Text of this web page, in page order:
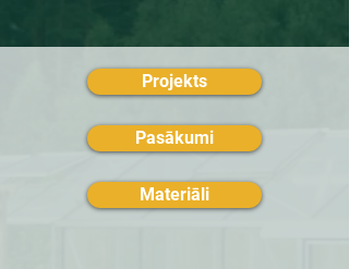
Projekts
Pasākumi
Materiāli